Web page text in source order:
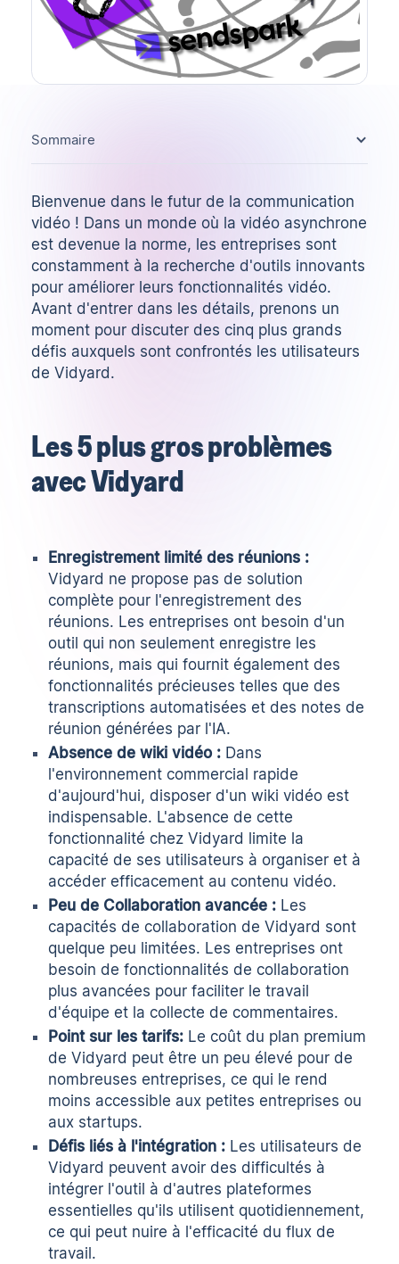
Bienvenue dans le futur de la communication
vidéo ! Dans un monde où la vidéo asynchrone
est devenue la norme, les entreprises sont
constamment à la recherche d'outils innovants
pour améliorer leurs fonctionnalités vidéo.
Avant d'entrer dans les détails, prenons un
moment pour discuter des cinq plus grands
défis auxquels sont confrontés les utilisateurs
de Vidyard.
Les 5 plus gros problèmes
avec Vidyard
Enregistrement limité des réunions :
Vidyard ne propose pas de solution
complète pour l'enregistrement des
réunions. Les entreprises ont besoin d'un
outil qui non seulement enregistre les
réunions, mais qui fournit également des
fonctionnalités précieuses telles que des
transcriptions automatisées et des notes de
réunion générées par l'IA.
Absence de wiki vidéo : Dans
l'environnement commercial rapide
d'aujourd'hui, disposer d'un wiki vidéo est
indispensable. L'absence de cette
fonctionnalité chez Vidyard limite la
capacité de ses utilisateurs à organiser et à
accéder efficacement au contenu vidéo.
Peu de Collaboration avancée : Les
capacités de collaboration de Vidyard sont
quelque peu limitées. Les entreprises ont
besoin de fonctionnalités de collaboration
plus avancées pour faciliter le travail
d'équipe et la collecte de commentaires.
Point sur les tarifs: Le coût du plan premium
de Vidyard peut être un peu élevé pour de
nombreuses entreprises, ce qui le rend
moins accessible aux petites entreprises ou
aux startups.
Défis liés à l'intégration : Les utilisateurs de
Vidyard peuvent avoir des difficultés à
intégrer l'outil à d'autres plateformes
essentielles qu'ils utilisent quotidiennement,
ce qui peut nuire à l'efficacité du flux de
travail.
Sommaire